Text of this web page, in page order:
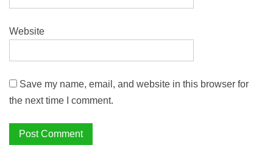
Website
Save my name, email, and website in this browser for
the next time I comment.